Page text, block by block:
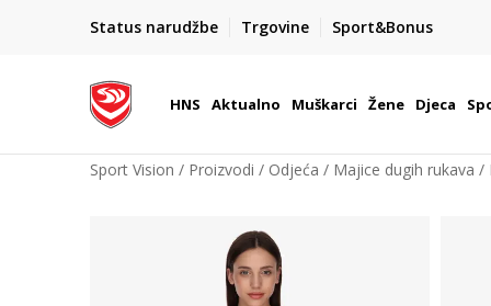
Status narudžbe Trgovine Sport&Bonus
BOX NOW
Dostava 1,50 €
| Više od 800 paketomata u
HNS Aktualno Muškarci Žene Djeca
Sport Vision Proizvodi Odjeća Majice dugih rukava